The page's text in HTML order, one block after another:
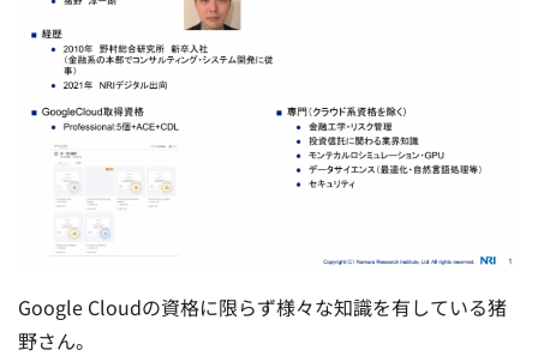
Google Cloudの資格に限らず様々な知識を有している猪
野さん。